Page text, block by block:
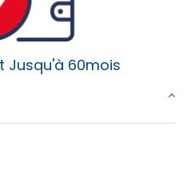
Jusqu'à 60mois